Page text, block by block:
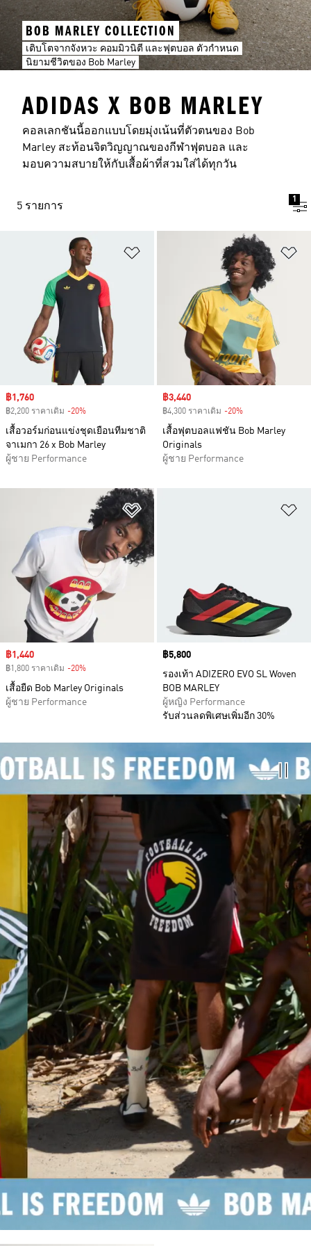
BOB MARLEY COLLECTION
เติบโตจากจังหวะ คอมมิวนิตี และฟุตบอล ตัวกำหนด
นิยามชีวิตของ Bob Marley
ADIDAS X BOB MARLEY
คอลเลกชันนี้ออกแบบโดยมุ่งเน้นที่ตัวตนของ Bob
Marley สะท้อนจิตวิญญาณของกีฬาฟุตบอล และ
มอบความสบายให้กับเสื้อผ้าที่สวมใส่ได้ทุกวัน
5 รายการ
1
เพิ่มไปยังรายการสินค้าโปรด
Sale price
฿1,760
฿2,200 ราคาเดิม -20%
เสื้อวอร์มก่อนแข่งชุดเยือนทีมชาติ
จาเมกา 26 x Bob Marley
ผู้ชาย Performance
Sale price
฿3,440
฿4,300 ราคาเดิม -20%
เสื้อฟุตบอลแฟชัน Bob Marley
Originals
ผู้ชาย Performance
เพิ่มไปยังรายการสินค้าโปรด
Sale price
฿1,440
฿1,800 ราคาเดิม -20%
เสื้อยืด Bob Marley Originals
ผู้ชาย Performance
Price
฿5,800
รองเท้า ADIZERO EVO SL Woven
BOB MARLEY
ผู้หญิง Performance
รับส่วนลดพิเศษเพิ่มอีก 30%